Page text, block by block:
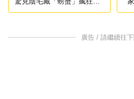
血
廣告 / 請繼續往